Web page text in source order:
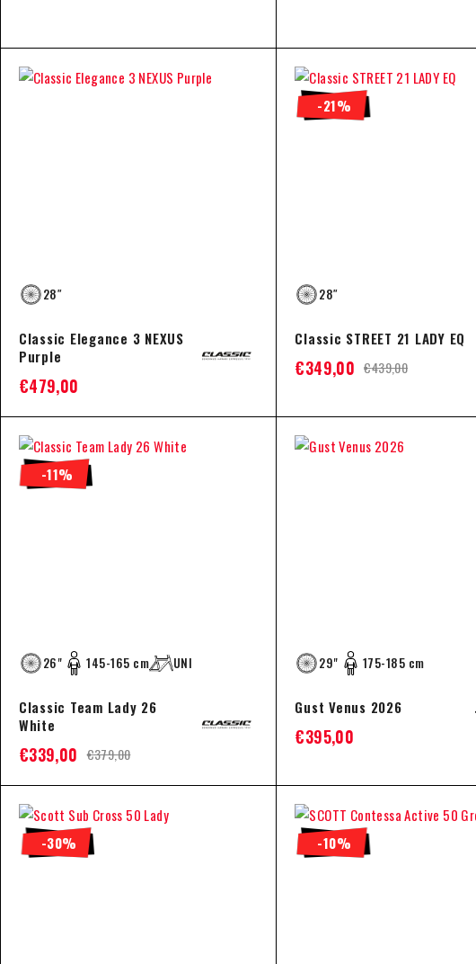
28″
Classic Elegance 3 NEXUS
Purple
€479,00
-21%
28″
Classic STREET 21 LADY EQ
€439,00
€349,00
-11%
26" 145-165 cm UNI
Classic Team Lady 26
White
€379,00
€339,00
29" 175-185 cm
Gust Venus 2026
€395,00
-30% -10%